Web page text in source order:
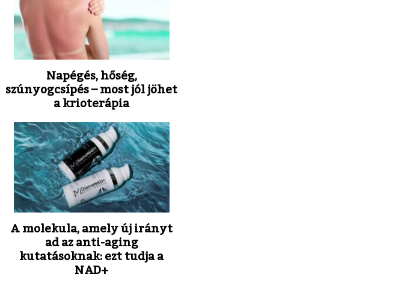
Napégés, hőség,
szúnyogcsípés – most jól jöhet
a krioterápia
A molekula, amely új irányt
ad az anti-aging
kutatásoknak: ezt tudja a
NAD+